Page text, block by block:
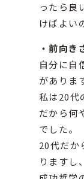
ったら良
けばよい
・前向き
自分に自
がありま
私は20代
だから何
でした。
20代だか
りますし